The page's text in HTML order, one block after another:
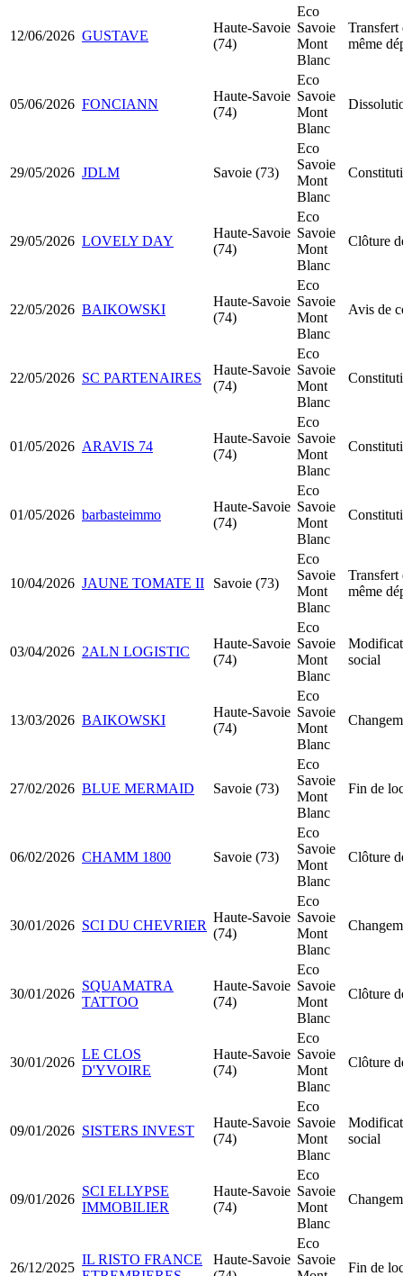
12/06/2026 GUSTAVE
Haute-Savoie
(74)
Eco
Savoie
Mont
Blanc
Transfert
même
05/06/2026 FONCIANN
Haute-Savoie
(74)
Eco
Savoie
Mont
Blanc
29/05/2026 JDLM Savoie (73)
Eco
Savoie
Mont
Blanc
29/05/2026 LOVELY DAY
Haute-Savoie
(74)
Eco
Savoie
Mont
Blanc
Clôture
22/05/2026 BAIKOWSKI
Haute-Savoie
(74)
Eco
Savoie
Mont
Blanc
Avis de
22/05/2026 SC PARTENAIRES
Haute-Savoie
(74)
Eco
Savoie
Mont
Blanc
01/05/2026 ARAVIS 74
Haute-Savoie
(74)
Eco
Savoie
Mont
Blanc
01/05/2026 barbasteimmo
Haute-Savoie
(74)
Eco
Savoie
Mont
Blanc
10/04/2026 JAUNE TOMATE II Savoie (73)
Eco
Savoie
Mont
Blanc
Transfert
même
03/04/2026 2ALN LOGISTIC
Haute-Savoie
(74)
Eco
Savoie
Mont
Blanc
social
13/03/2026 BAIKOWSKI
Haute-Savoie
(74)
Eco
Savoie
Mont
Blanc
27/02/2026 BLUE MERMAID Savoie (73)
Eco
Savoie
Mont
Blanc
Fin de
06/02/2026 CHAMM 1800 Savoie (73)
Eco
Savoie
Mont
Blanc
Clôture
30/01/2026 SCI DU CHEVRIER
Haute-Savoie
(74)
Eco
Savoie
Mont
Blanc
30/01/2026
SQUAMATRA
TATTOO
Haute-Savoie
(74)
Eco
Savoie
Mont
Blanc
Clôture
30/01/2026
LE CLOS
D'YVOIRE
Haute-Savoie
(74)
Eco
Savoie
Mont
Blanc
Clôture
09/01/2026 SISTERS INVEST
Haute-Savoie
(74)
Eco
Savoie
Mont
Blanc
social
09/01/2026
SCI ELLYPSE
IMMOBILIER
Haute-Savoie
(74)
Eco
Savoie
Mont
Blanc
26/12/2025
IL RISTO FRANCE
Haute-Savoie
Eco
Savoie
Fin de